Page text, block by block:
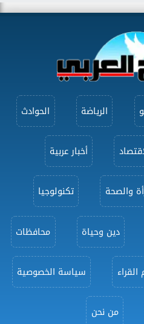
الرياضة الحوادث
أخبار عربية
والصحة تكنولوجيا
دين وحياة محافظات
القراء سياسة الخصوصية
من نحن